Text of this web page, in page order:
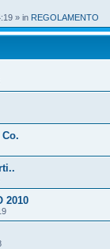
» in REGOLAMENTO
2010